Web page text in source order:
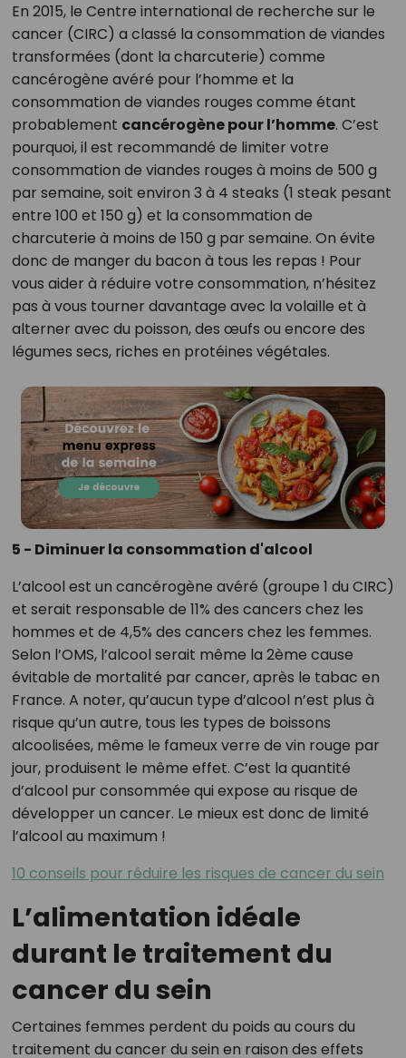
En 2015, le Centre international de recherche sur le
cancer (CIRC) a classé la consommation de viandes
transformées (dont la charcuterie) comme
cancérogène avéré pour l’homme et la
consommation de viandes rouges comme étant
probablement cancérogène pour l’homme. C’est
pourquoi, il est recommandé de limiter votre
consommation de viandes rouges à moins de 500 g
par semaine, soit environ 3 à 4 steaks (1 steak pesant
entre 100 et 150 g) et la consommation de
charcuterie à moins de 150 g par semaine. On évite
donc de manger du bacon à tous les repas ! Pour
vous aider à réduire votre consommation, n’hésitez
pas à vous tourner davantage avec la volaille et à
alterner avec du poisson, des œufs ou encore des
légumes secs, riches en protéines végétales.
5 - Diminuer la consommation d'alcool
L’alcool est un cancérogène avéré (groupe 1 du CIRC)
et serait responsable de 11% des cancers chez les
hommes et de 4,5% des cancers chez les femmes.
Selon l’OMS, l’alcool serait même la 2ème cause
évitable de mortalité par cancer, après le tabac en
France. A noter, qu’aucun type d’alcool n’est plus à
risque qu’un autre, tous les types de boissons
alcoolisées, même le fameux verre de vin rouge par
jour, produisent le même effet. C’est la quantité
d’alcool pur consommée qui expose au risque de
développer un cancer. Le mieux est donc de limité
l’alcool au maximum !
10 conseils pour réduire les risques de cancer du sein
L’alimentation idéale
durant le traitement du
cancer du sein
Certaines femmes perdent du poids au cours du
traitement du cancer du sein en raison des effets